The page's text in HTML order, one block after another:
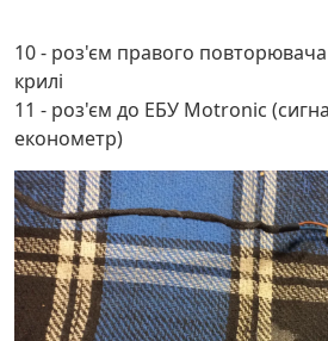
10 - роз'єм правого
крилі
11 - роз'єм до ЕБУ Motronic
економетр)